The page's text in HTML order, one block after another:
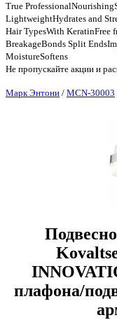
True
LightweightHydrates and
Hair TypesWith KeratinFree
BreakageBonds Split
MoistureSoftens
Не пропускайте акции и
Марк Энтони / MCN-30003
плафона/